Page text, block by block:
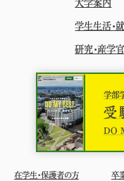
大学案内
学生生活・
研究・産学
学部
受
DO
在学生・保護者の方 卒